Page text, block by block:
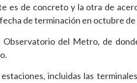
es de concreto y la otra de
de terminación en octubre
Observatorio del Metro, de
incluidas las